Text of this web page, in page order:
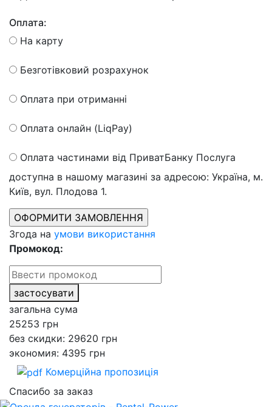
Оплата:
На карту
Безготівковий розрахунок
Оплата при отриманні
Оплата онлайн (LiqPay)
Оплата частинами від ПриватБанку Послуга
доступна в нашому магазині за адресою: Україна, м.
Київ, вул. Плодова 1.
Згода на умови використання
Промокод:
застосувати
загальна сума
25253 грн
без скидки: 29620 грн
экономия: 4395 грн
Комерційна пропозиція
Спасибо за заказ